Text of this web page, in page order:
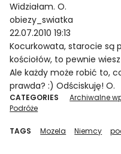
Widziałam. O.
obiezy_swiatka
22.07.2010 19:13
Kocurkowata, starocie są
kościołów, to pewnie
Ale każdy może robić to,
prawda? :) Odściskuję! O.
CATEGORIES
Archiwalne
Podróże
TAGS Mozela Niemcy